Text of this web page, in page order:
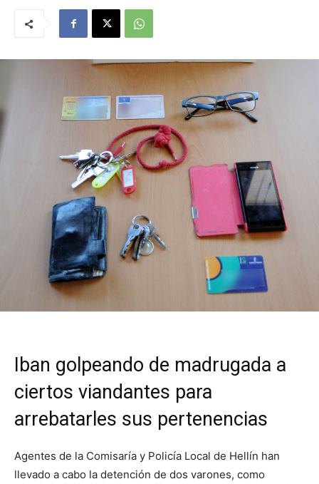
Iban golpeando de madrugada a
ciertos viandantes para
arrebatarles sus pertenencias
Agentes de la Comisaría y Policía Local de Hellín han
llevado a cabo la detención de dos varones, como